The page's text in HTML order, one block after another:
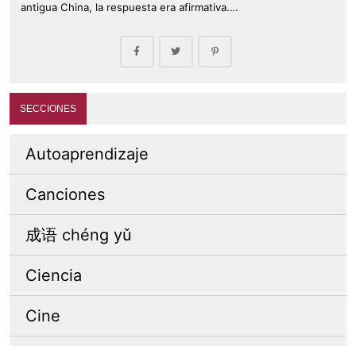
antigua China, la respuesta era afirmativa.…
SECCIONES
Autoaprendizaje
Canciones
成语 chéng yǔ
Ciencia
Cine